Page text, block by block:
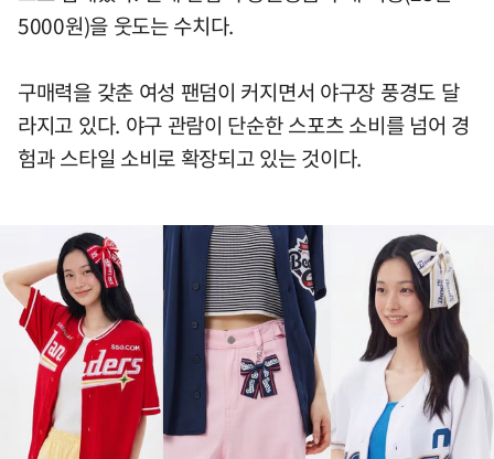
5000원)을 웃도는 수치다.
구매력을 갖춘 여성 팬덤이 커지면서 야구장 풍경도 달
라지고 있다. 야구 관람이 단순한 스포츠 소비를 넘어 경
험과 스타일 소비로 확장되고 있는 것이다.